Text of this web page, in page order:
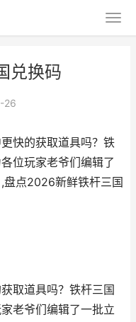
兑换码
26
快的获取道具吗？铁
位玩家老爷们编辑了
盘点2026新鲜铁杆三国
取道具吗？铁杆三国
老爷们编辑了一批立